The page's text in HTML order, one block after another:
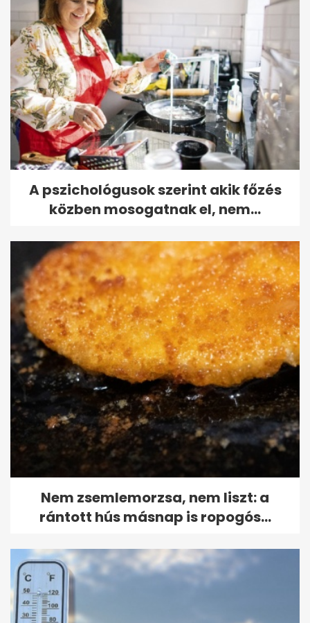
A pszichológusok szerint akik főzés
közben mosogatnak el, nem...
Nem zsemlemorzsa, nem liszt: a
rántott hús másnap is ropogós...